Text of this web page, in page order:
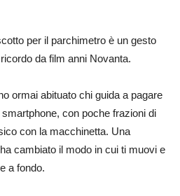
per il parchimetro è un gesto
da film anni Novanta.
ormai abituato chi guida a pagare
con poche frazioni di
con la macchinetta. Una
cambiato il modo in cui ti muovi e
a fondo.